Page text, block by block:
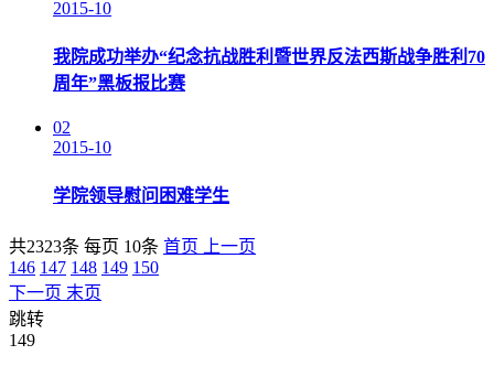
2015-10
我院成功举办“纪念抗战胜利暨世界反法西斯战争胜利70
周年”黑板报比赛
02
2015-10
学院领导慰问困难学生
共2323条 每页 10条 首页
上一页
146 147 148 149 150
下一页 末页
跳转
149